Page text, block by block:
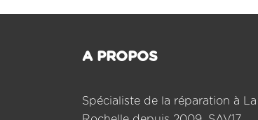
l’article
A PROPOS
Spécialiste de la réparation à La